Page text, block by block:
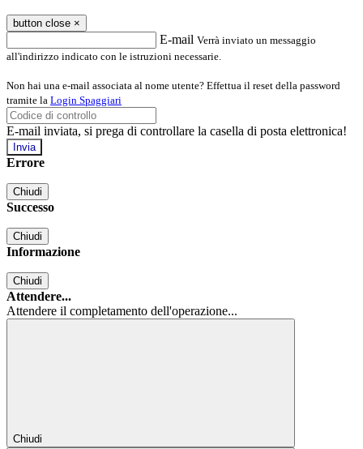
button close ×
E-mail Verrà inviato un messaggio
all'indirizzo indicato con le istruzioni necessarie.
Non hai una e-mail associata al nome utente? Effettua il reset della password
tramite la Login Spaggiari
E-mail inviata, si prega di controllare la casella di posta elettronica!
Errore
Chiudi
Successo
Chiudi
Informazione
Chiudi
Attendere...
Attendere il completamento dell'operazione...
Chiudi